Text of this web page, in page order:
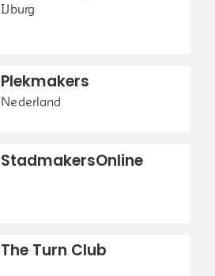
IJburg
Plekmakers
Nederland
StadmakersOnline
The Turn Club